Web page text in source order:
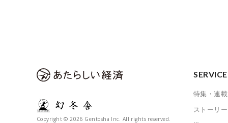
Copyright © 2026 Gentosha Inc. All rights reserved.
SERVICE
特集・連載
ストーリー